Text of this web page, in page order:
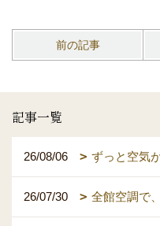
前の記事
記事一覧
26/08/06 ずっと空気
26/07/30 全館空調で